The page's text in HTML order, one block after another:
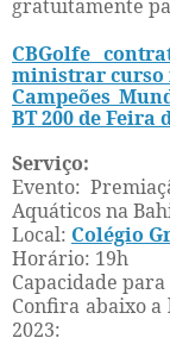
gratuitamente
CBGolfe
ministrar curso
Campeões
BT 200 de Feira
Serviço:
Evento:
Aquáticos na
Local: Colégio
Horário: 19h
Capacidade
Confira abaixo a
2023: